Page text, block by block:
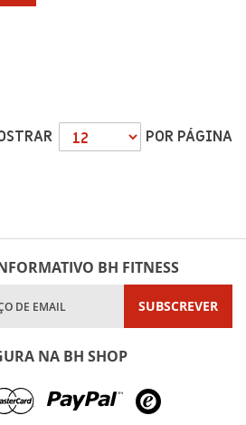
POR PÁGINA
BH FITNESS
SUBSCREVER
NA BH SHOP